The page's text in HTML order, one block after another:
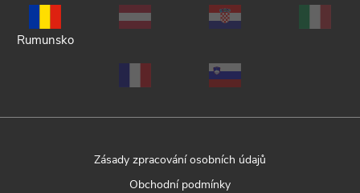
Rumunsko
Zásady zpracování osobních údajů
Obchodní podmínky